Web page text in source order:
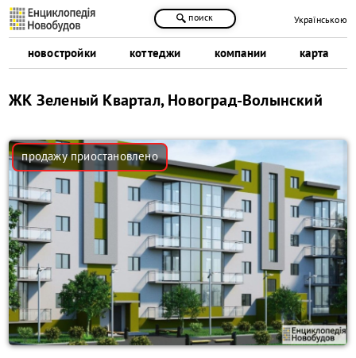
новостройки коттеджи компании карта
поиск Українською
ЖК Зеленый Квартал, Новоград-Волынский